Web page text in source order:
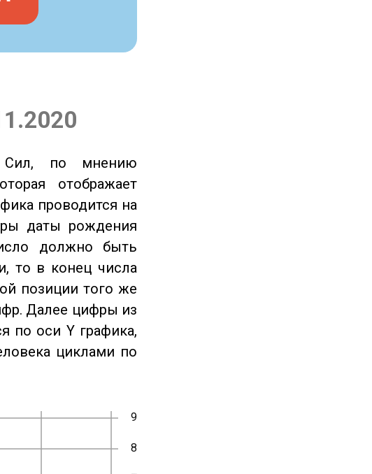
Сил, по мнению
отображает
проводится на
даты рождения
должно быть
то в конец числа
позиции того же
Далее цифры из
по оси Y графика,
циклами по